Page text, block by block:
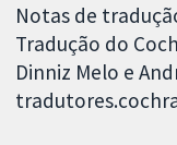
Notas de
Tradução do
Dinniz Melo e